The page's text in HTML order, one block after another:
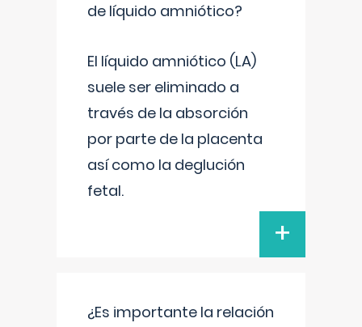
de líquido amniótico?
El líquido amniótico (LA)
suele ser eliminado a
través de la absorción
por parte de la placenta
así como la deglución
fetal.
+
¿Es importante la relación